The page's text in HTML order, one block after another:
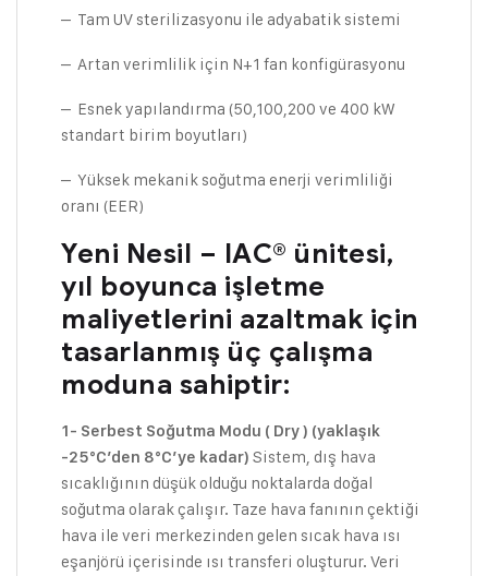
– Tam UV sterilizasyonu ile adyabatik sistemi
– Artan verimlilik için N+1 fan konfigürasyonu
– Esnek yapılandırma (50,100,200 ve 400 kW
standart birim boyutları)
– Yüksek mekanik soğutma enerji verimliliği
oranı (EER)
Yeni Nesil – IAC® ünitesi,
yıl boyunca işletme
maliyetlerini azaltmak için
tasarlanmış üç çalışma
moduna sahiptir:
1- Serbest Soğutma Modu ( Dry ) (yaklaşık
-25°C’den 8°C’ye kadar) Sistem, dış hava
sıcaklığının düşük olduğu noktalarda doğal
soğutma olarak çalışır. Taze hava fanının çektiği
hava ile veri merkezinden gelen sıcak hava ısı
eşanjörü içerisinde ısı transferi oluşturur. Veri